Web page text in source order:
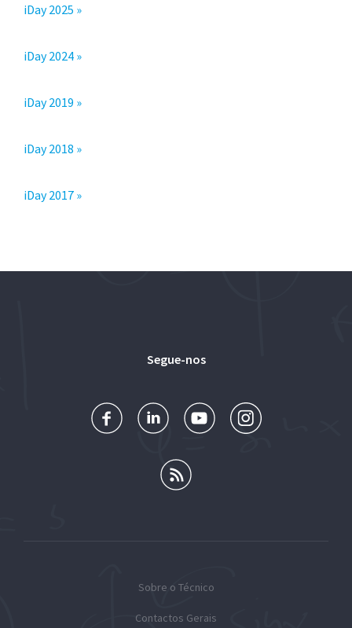
iDay 2025 »
iDay 2024 »
iDay 2019 »
iDay 2018 »
iDay 2017 »
Segue-nos
Sobre o Técnico
Contactos Gerais